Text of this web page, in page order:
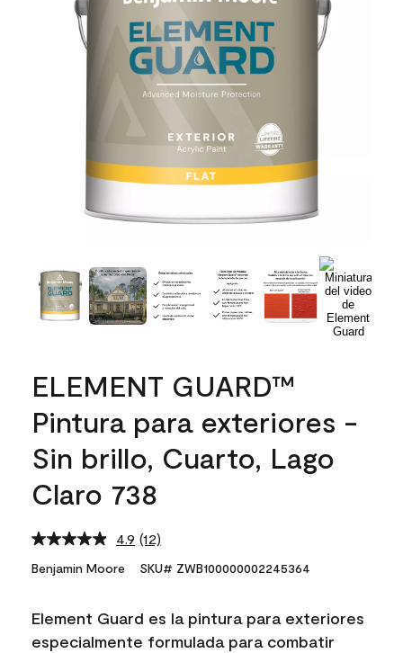
ELEMENT GUARD™
Pintura para exteriores -
Sin brillo, Cuarto, Lago
Claro 738
4.9 Read
12
Reviews.
link.
(12)
Benjamin Moore SKU# ZWB100000002245364
Element Guard es la pintura para exteriores
especialmente formulada para combatir